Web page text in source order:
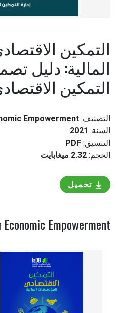
التمكين
المالية: دليل
التمكين
التصنيف: Empowerment
السنة: 2021
التنسيق: PDF
الحجم: 2.32 ميغابايت
تحميل
Economic Empowerment